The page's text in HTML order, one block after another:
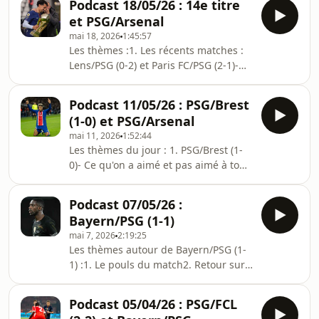
https://fr.tipeee.com/culturepsg pour
aider le site Hébergé par Acast.
Visitez acast.com/privacy pour plus
d'informations.
Podcast 18/05/26 : 14e titre
et PSG/Arsenal
mai 18, 2026 1:45:57
Les thèmes :1. Les récents matches :
Lens/PSG (0-2) et Paris FC/PSG (2-1)-
14e titre de champion de France du
PSG- Quelle valeur donner à ce titre ?-
Quels moments clés ?- Quels joueurs
clés ?3. La finale PSG/Arsenal- Le
pouls de la finale à 12 jours du
match/!\
https://fr.tipeee.com/culturepsg pour
aider le site Hébergé par A
Podcast 11/05/26 : PSG/Brest
(1-0) et PSG/Arsenal
mai 11, 2026 1:52:44
Les thèmes du jour : 1. PSG/Brest (1-
0)- Ce qu'on a aimé et pas aimé à tous
https://fr.tipeee.com/culturepsg pour
aider le site Hébergé par Acast.
Visitez acast.com/privacy pour plus
d'informations.
Podcast 07/05/26 :
Bayern/PSG (1-1)
mai 7, 20262:19:25
Les thèmes autour de Bayern/PSG (1-
1) :1. Le pouls du match2. Retour sur
individuelles à retenir/!\
Podcast 05/04/26 : PSG/FCL